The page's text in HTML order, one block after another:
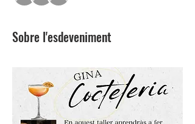
Sobre l'esdeveniment